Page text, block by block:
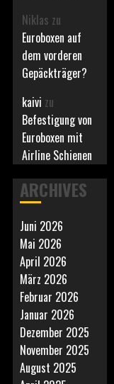
Niklas zu
Euroboxen auf
dem vorderen
Gepäckträger?
kaivi zu
Befestigung von
Euroboxen mit
Airline Schienen
ARCHIVES
Juni 2026
Mai 2026
April 2026
März 2026
Februar 2026
Januar 2026
Dezember 2025
November 2025
August 2025